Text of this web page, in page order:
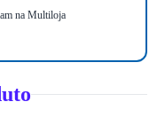
na Multiloja